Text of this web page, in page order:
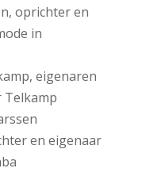
oprichter en
in
eigenaren
Telkamp
en eigenaar